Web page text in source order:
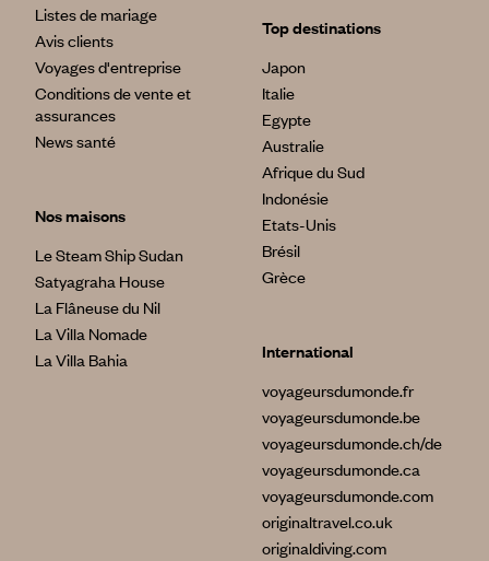
Listes de mariage
Avis clients
Voyages d'entreprise
Conditions de vente et
assurances
News santé
Nos maisons
Le Steam Ship Sudan
Satyagraha House
La Flâneuse du Nil
La Villa Nomade
La Villa Bahia
Top destinations
Japon
Italie
Egypte
Australie
Afrique du Sud
Indonésie
Etats-Unis
Brésil
Grèce
International
voyageursdumonde.fr
voyageursdumonde.be
voyageursdumonde.ch/de
voyageursdumonde.ca
voyageursdumonde.com
originaltravel.co.uk
originaldiving.com